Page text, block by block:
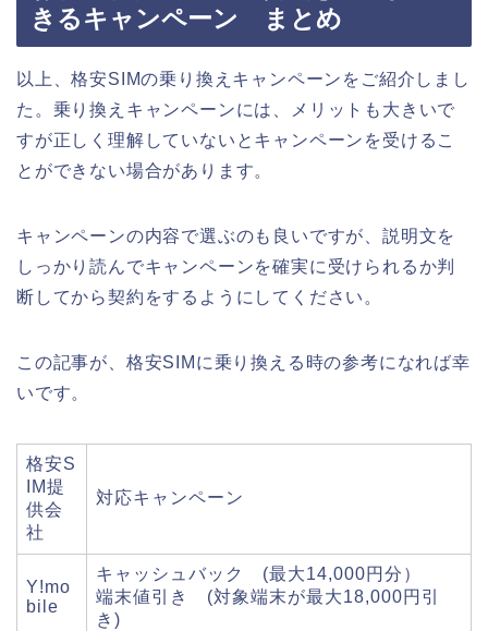
きるキャンペーン まとめ
以上、格安SIMの乗り換えキャンペーンをご紹介しまし
た。乗り換えキャンペーンには、メリットも大きいで
すが正しく理解していないとキャンペーンを受けるこ
とができない場合があります。
キャンペーンの内容で選ぶのも良いですが、説明文を
しっかり読んでキャンペーンを確実に受けられるか判
断してから契約をするようにしてください。
この記事が、格安SIMに乗り換える時の参考になれば幸
いです。
格安S
IM提
供会
社
対応キャンペーン
Y!mo
bile
キャッシュバック (最大14,000円分）
端末値引き (対象端末が最大18,000円引
き)